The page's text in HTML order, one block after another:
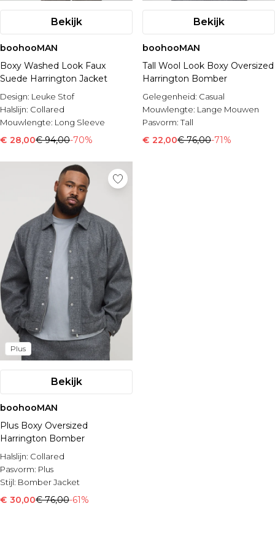
Bekijk
boohooMAN
Boxy Washed Look Faux
Suede Harrington Jacket
Design: Leuke Stof
Halslijn: Collared
Mouwlengte: Long Sleeve
€ 28,00€ 94,00-70%
Bekijk
boohooMAN
Tall Wool Look Boxy Oversized
Harrington Bomber
Gelegenheid: Casual
Mouwlengte: Lange Mouwen
Pasvorm:Tall
€ 22,00€ 76,00-71%
Plus
Bekijk
boohooMAN
Plus Boxy Oversized
Harrington Bomber
Halslijn: Collared
Pasvorm: Plus
Stijl: Bomber Jacket
€ 30,00€ 76,00-61%